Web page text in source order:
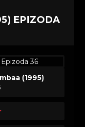
i Pumbaa
EPIZODA
(1995)